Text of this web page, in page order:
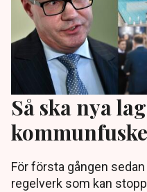
Så ska nya
För första gången
regelverk som kan